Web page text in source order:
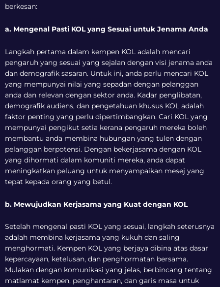
berkesan:
a. Mengenal Pasti KOL yang Sesuai untuk Jenama Anda
Langkah pertama dalam kempen KOL adalah mencari
pengaruh yang sesuai yang sejalan dengan visi jenama anda
dan demografik sasaran. Untuk ini, anda perlu mencari KOL
yang mempunyai nilai yang sepadan dengan pelanggan
anda dan relevan dengan sektor anda. Kadar penglibatan,
demografik audiens, dan pengetahuan khusus KOL adalah
faktor penting yang perlu dipertimbangkan. Cari KOL yang
mempunyai pengikut setia kerana pengaruh mereka boleh
membantu anda membina hubungan yang tulen dengan
pelanggan berpotensi. Dengan bekerjasama dengan KOL
yang dihormati dalam komuniti mereka, anda dapat
meningkatkan peluang untuk menyampaikan mesej yang
tepat kepada orang yang betul.
b. Mewujudkan Kerjasama yang Kuat dengan KOL
Setelah mengenal pasti KOL yang sesuai, langkah seterusnya
adalah membina kerjasama yang kukuh dan saling
menghormati. Kempen KOL yang berjaya dibina atas dasar
kepercayaan, ketelusan, dan penghormatan bersama.
Mulakan dengan komunikasi yang jelas, berbincang tentang
matlamat kempen, penghantaran, dan garis masa untuk